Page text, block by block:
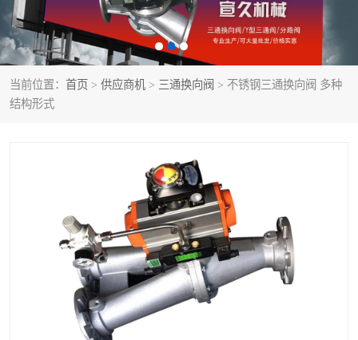
当前位置： 首页 > 供应商机 > 三通换向阀 > 不锈钢三通换向阀 多种
结构形式
板式换向阀 粉料换向阀
粉体换向阀 管道换向阀
管路换向阀 三通换向阀
粉体三通阀
不锈钢三通阀
Y型转向阀 翻板转向阀
粉体转向阀 Y型球阀